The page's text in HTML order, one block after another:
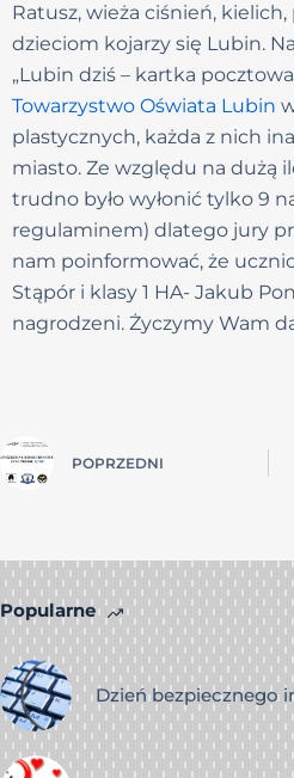
Ratusz, wieża ciśnień,
dzieciom kojarzy się Lubin.
„Lubin dziś – kartka
Towarzystwo Oświata Lubin
plastycznych, każda z nich
miasto. Ze względu na dużą
trudno było wyłonić tylko 9
regulaminem) dlatego jury
nam poinformować, że
Stąpór i klasy 1 HA- Jakub
nagrodzeni. Życzymy Wam
POPRZEDNI
Popularne
Dzień bezpiecznego